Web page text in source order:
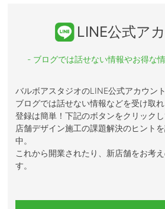
LINE公式ア
- ブログでは話せない情報やお得な
バルボアスタジオのLINE公式アカウン
ブログでは話せない情報などを受け取
登録は簡単！下記のボタンをクリック
店舗デザイン施工の課題解決のヒント
中。
これから開業されたり、新店舗をお考
す。